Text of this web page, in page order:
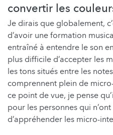
convertir les
Je dirais que globalement,
d’avoir une formation
entraîné à entendre le son
plus difficile d’accepter les
les tons situés entre les
comprennent plein de
ce point de vue, je pense
pour les personnes qui
d’appréhender les micro-